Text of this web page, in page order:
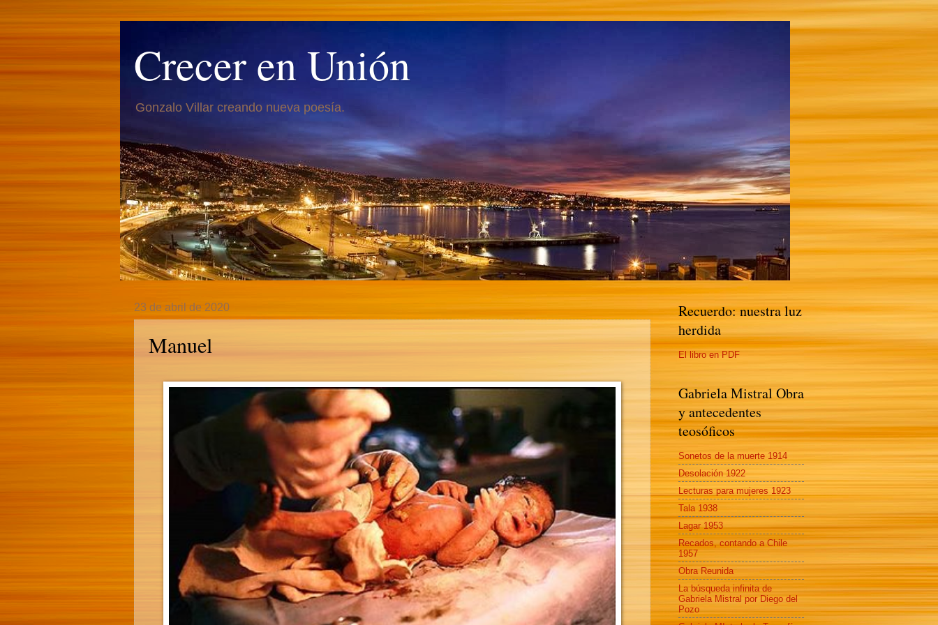
Crecer en Unión
Gonzalo Villar creando nueva poesía.
23 de abril de 2020
Manuel
Recuerdo: nuestra luz
herdida
El libro en PDF
Gabriela Mistral Obra
y antecedentes
teosóficos
Sonetos de la muerte 1914
Desolación 1922
Lecturas para mujeres 1923
Tala 1938
Lagar 1953
Recados, contando a Chile
1957
Obra Reunida
La búsqueda infinita de
Gabriela Mistral por Diego del
Pozo